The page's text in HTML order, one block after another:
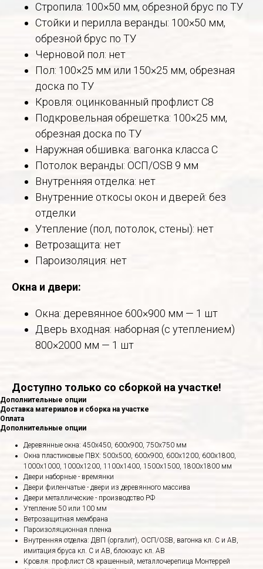
Стропила: 100×50 мм, обрезной брус по ТУ
Стойки и перилла веранды: 100×50 мм,
обрезной брус по ТУ
Черновой пол: нет
Пол: 100×25 мм или 150×25 мм, обрезная
доска по ТУ
Кровля: оцинкованный профлист С8
Подкровельная обрешетка: 100×25 мм,
обрезная доска по ТУ
Наружная обшивка: вагонка класса С
Потолок веранды: ОСП/OSB 9 мм
Внутренняя отделка: нет
Внутренние откосы окон и дверей: без
отделки
Утепление (пол, потолок, стены): нет
Ветрозащита: нет
Пароизоляция: нет
Окна и двери:
Окна: деревянное 600×900 мм — 1 шт
Дверь входная: наборная (с утеплением)
800×2000 мм — 1 шт
Доступно только со сборкой на участке!
Дополнительные опции
Доставка материалов и сборка на участке
Оплата
Дополнительные опции
Деревянные окна: 450х450, 600х900, 750х750 мм
Окна пластиковые ПВХ: 500х500, 600х900, 600х1200, 600х1800,
1000х1000, 1000х1200, 1100х1400, 1500х1500, 1800х1800 мм
Двери наборные - времянки
Двери филенчатые - двери из деревянного массива
Двери металлические - производство РФ
Утепление 50 или 100 мм
Ветрозащитная мембрана
Пароизоляционная пленка
Внутренняя отделка: ДВП (оргалит), ОСП/OSB, вагонка кл. С и АВ,
имитация бруса кл. С и АВ, блокхаус кл. АВ
Кровля: профлист С8 крашенный, металлочерепица Монтеррей